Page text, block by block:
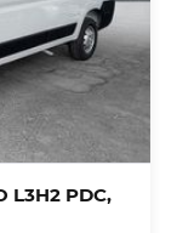
L3H2 PDC,